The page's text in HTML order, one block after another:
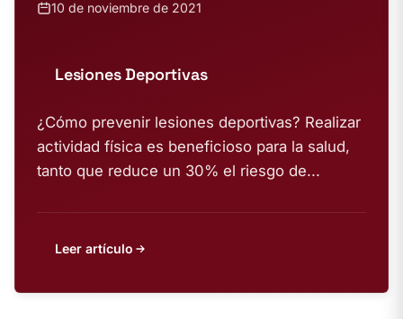
10 de noviembre de 2021
Lesiones Deportivas
¿Cómo prevenir lesiones deportivas? Realizar
actividad física es beneficioso para la salud,
tanto que reduce un 30% el riesgo de...
Leer artículo